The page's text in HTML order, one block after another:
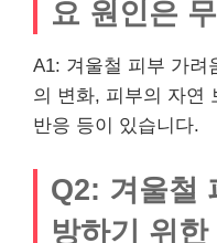
요 원인은
A1: 겨울철 피부 가려
의 변화, 피부의 자연
반응 등이 있습니다.
Q2: 겨울철
방하기 위